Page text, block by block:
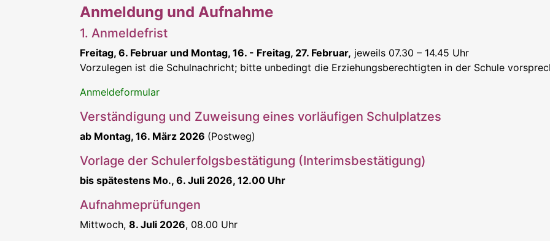
Anmeldung und Aufnahme
1. Anmeldefrist
Freitag, 6. Februar und Montag, 16. - Freitag, 27. Februar, jeweils 07.30 – 14.45 Uhr
Vorzulegen ist die Schulnachricht; bitte unbedingt die Erziehungsberechtigten in der Schule
Anmeldeformular
Verständigung und Zuweisung eines vorläufigen Schulplatzes
ab Montag, 16. März 2026 (Postweg)
Vorlage der Schulerfolgsbestätigung (Interimsbestätigung)
bis spätestens Mo., 6. Juli 2026, 12.00 Uhr
Aufnahmeprüfungen
Mittwoch, 8. Juli 2026, 08.00 Uhr